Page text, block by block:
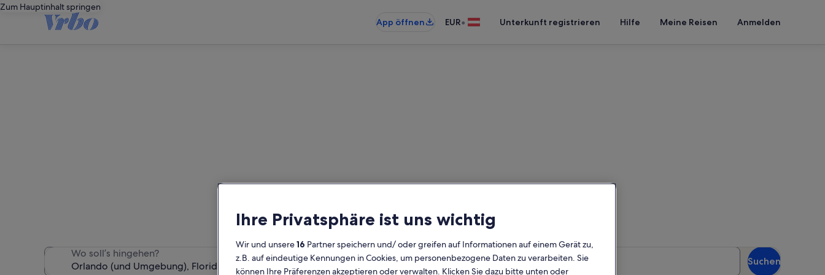
Zum Hauptinhalt springen
App öffnen
EUR• Unterkunft registrieren Hilfe Meine Reisen Anmelden
Orlando: Villen
prüfen
Wo soll’s hingehen? Daten
Gäste
2 Gäste
Suchen
Ihre Privatsphäre ist uns wichtig
Wir und unsere16 Partner speichern und/ oder greifen auf Informationen auf einem Gerät zu,
z.B. auf eindeutige Kennungen in Cookies, um personenbezogene Daten zu verarbeiten. Sie
können Ihre Präferenzen akzeptieren oder verwalten. Klicken Sie dazu bitte unten oder